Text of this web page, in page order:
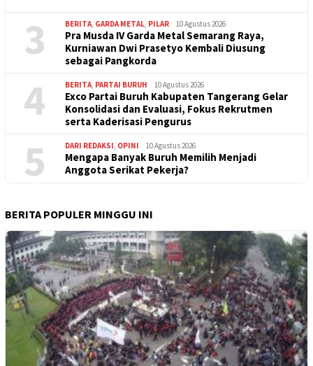
3 BERITA, GARDA METAL, PILAR 10 Agustus 2026
Pra Musda IV Garda Metal Semarang Raya,
Kurniawan Dwi Prasetyo Kembali Diusung
sebagai Pangkorda
4 BERITA, PARTAI BURUH 10 Agustus 2026
Exco Partai Buruh Kabupaten Tangerang Gelar
Konsolidasi dan Evaluasi, Fokus Rekrutmen
serta Kaderisasi Pengurus
5 DARI REDAKSI, OPINI 10 Agustus 2026
Mengapa Banyak Buruh Memilih Menjadi
Anggota Serikat Pekerja?
BERITA POPULER MINGGU INI